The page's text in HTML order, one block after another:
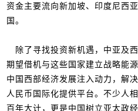
资金主要流向新加坡、印度尼西
国。
除了寻找投资新机遇，中亚及
期望借机与这些国家建立战略能
中国西部经济发展注入动力，解
人民币国际化提供平台。不少人
百年大计，更是中国树立亚太政